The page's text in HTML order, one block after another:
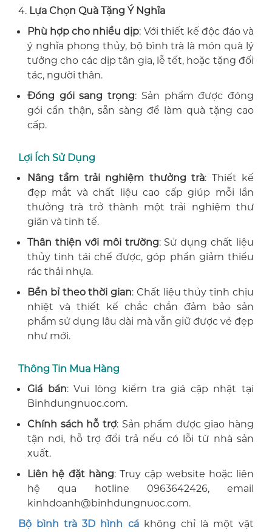
4. Lựa Chọn Quà Tặng Ý Nghĩa
Phù hợp cho nhiều dịp: Với thiết kế độc đáo và
ý nghĩa phong thủy, bộ bình trà là món quà lý
tưởng cho các dịp tân gia, lễ tết, hoặc tặng đối
tác, người thân.
Đóng gói sang trọng: Sản phẩm được đóng
gói cẩn thận, sẵn sàng để làm quà tặng cao
cấp.
Lợi Ích Sử Dụng
Nâng tầm trải nghiệm thưởng trà: Thiết kế
đẹp mắt và chất liệu cao cấp giúp mỗi lần
thưởng trà trở thành một trải nghiệm thư
giãn và tinh tế.
Thân thiện với môi trường: Sử dụng chất liệu
thủy tinh tái chế được, góp phần giảm thiểu
rác thải nhựa.
Bền bỉ theo thời gian: Chất liệu thủy tinh chịu
nhiệt và thiết kế chắc chắn đảm bảo sản
phẩm sử dụng lâu dài mà vẫn giữ được vẻ đẹp
như mới.
Thông Tin Mua Hàng
Giá bán: Vui lòng kiểm tra giá cập nhật tại
Binhdungnuoc.com.
Chính sách hỗ trợ: Sản phẩm được giao hàng
tận nơi, hỗ trợ đổi trả nếu có lỗi từ nhà sản
xuất.
Liên hệ đặt hàng: Truy cập website hoặc liên
hệ qua hotline 0963642426, email
kinhdoanh@binhdungnuoc.com.
Bộ bình trà 3D hình cákhông chỉ là một vật